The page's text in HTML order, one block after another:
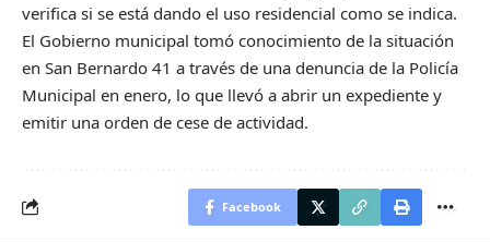
verifica si se está dando el uso residencial como se indica.
El Gobierno municipal tomó conocimiento de la situación
en San Bernardo 41 a través de una denuncia de la Policía
Municipal en enero, lo que llevó a abrir un expediente y
emitir una orden de cese de actividad.
Facebook